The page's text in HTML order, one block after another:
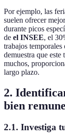
Por ejemplo, las
suelen ofrecer
durante picos
de el INSEE, el
trabajos
demuestra que
muchos,
largo plazo.
2.
bien
2.1. Investiga